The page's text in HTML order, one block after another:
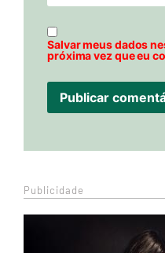
Salvar meus dados
próxima vez que eu
Publicidade